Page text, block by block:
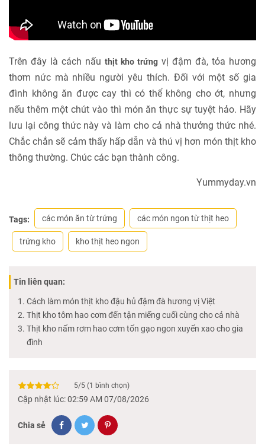
Trên đây là cách nấu thịt kho trứng vị đậm đà, tỏa hương
thơm nức mà nhiều người yêu thích. Đối với một số gia
đình không ăn được cay thì có thể không cho ớt, nhưng
nếu thêm một chút vào thì món ăn thực sự tuyệt hảo. Hãy
lưu lại công thức này và làm cho cả nhà thưởng thức nhé.
Chắc chắn sẽ cảm thấy hấp dẫn và thú vị hơn món thịt kho
thông thường. Chúc các bạn thành công.
Yummyday.vn
Tags: các món ăn từ trứng các món ngon từ thịt heo
trứng kho kho thịt heo ngon
Tin liên quan:
Cách làm món thịt kho đậu hủ đậm đà hương vị Việt
Thịt kho tôm hao cơm đến tận miếng cuối cùng cho cả nhà
Thịt kho nấm rơm hao cơm tốn gạo ngon xuyến xao cho gia
đình
5/5 (1 bình chọn)
Cập nhật lúc: 02:59 AM 07/08/2026
Chia sẻ